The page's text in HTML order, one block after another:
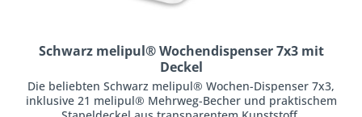
Schwarz melipul® Wochendispenser 7x3 mit
Deckel
Die beliebten Schwarz melipul® Wochen-Dispenser 7x3,
inklusive 21 melipul® Mehrweg-Becher und praktischem